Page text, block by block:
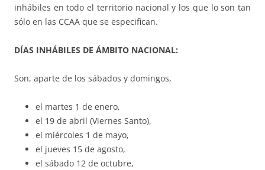
inhábiles en todo el territorio nacional y los que lo son tan
sólo en las CCAA que se especifican.
DÍAS INHÁBILES DE ÁMBITO NACIONAL:
Son, aparte de los sábados y domingos,
el martes 1 de enero,
el 19 de abril (Viernes Santo),
el miércoles 1 de mayo,
el jueves 15 de agosto,
el sábado 12 de octubre,